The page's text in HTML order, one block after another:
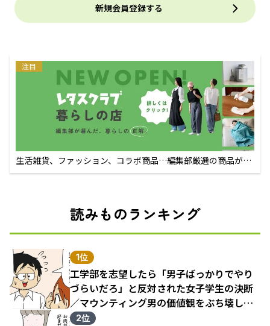
新規会員登録する
注目
生活雑貨、ファッション、コラボ商品…編集部厳選の商品が買
えるECサイト
読みものランキング
1位
工学部を志望したら「男子ばっかりでやり
づらいだろ」と反対された女子学生の決断
／マウンティング男の価値観をぶち壊した
結果（1）
2位